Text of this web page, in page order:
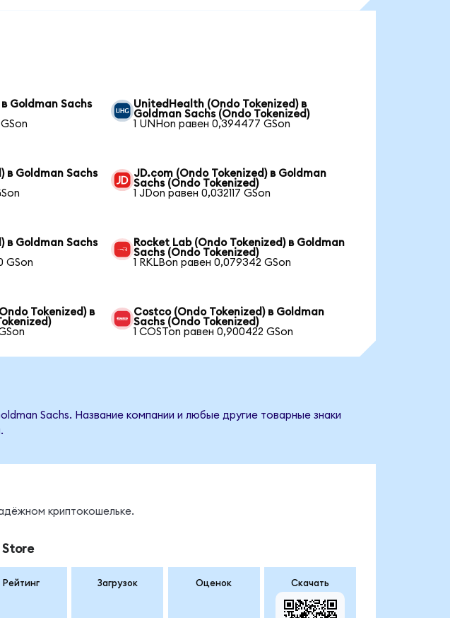
Goldman Sachs
UnitedHealth (Ondo Tokenized) в
Goldman Sachs (Ondo Tokenized)
1 UNHon равен 0,394477 GSon
в Goldman Sachs
JD.com (Ondo Tokenized) в Goldman
Sachs (Ondo Tokenized)
1 JDon равен 0,032117 GSon
в Goldman Sachs
GSon
Rocket Lab (Ondo Tokenized) в Goldman
Sachs (Ondo Tokenized)
1 RKLBon равен 0,079342 GSon
Tokenized) в
Costco (Ondo Tokenized) в Goldman
Sachs (Ondo Tokenized)
1 COSTon равен 0,900422 GSon
Sachs. Название компании и любые другие товарные знаки
криптокошельке.
Store
Рейтинг Загрузок Оценок Скачать